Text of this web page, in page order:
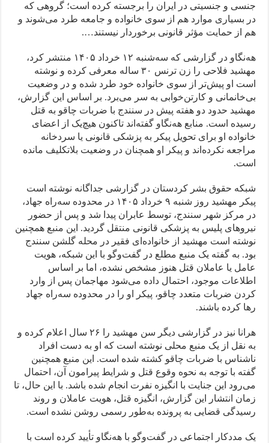
جنسی و جنسیتی در ایران را برجسته کرده است؛ گروهی که
در بسیاری موارد هم از سوی خانواده و جامعه طرد می‌شوند و
هم از حمایت مؤثر قانونی برخوردار نیستند….
هه‌نگاو در گزارشی که سه‌شنبه ۱۲ خرداد ۱۴۰۵ منتشر کرد،
مهشید فلاحی را زن ترنس ۳۰ ساله معرفی کرده و نوشته
است او پیش‌تر از سوی خانواده خود طرد شده و در وضعیت
بی‌خانمانی و کارتن‌خوابی به سر می‌برد. بر اساس این گزارش،
مهشید حدود دو هفته پیش در سنندج با ضربات چاقو به قتل
رسیده است. منابع هه‌نگاو گفته‌اند تاکنون هیچ‌یک از اعضای
خانواده او برای تحویل پیکر به پزشکی قانونی یا سردخانه
مراجعه نکرده‌اند و پیکر او همچنان در وضعیت بلاتکلیف مانده
است.
شبکه حقوق بشر کردستان در گزارشی جداگانه نوشته است
پیکر مهشید روز شنبه ۹ خرداد ۱۴۰۵ در محدوده سه‌راه جهاد،
در مرکز شهر سنندج، توسط عابران پیدا شد و پس از حضور
نیروهای پلیس به پزشکی قانونی منتقل گردید. این منبع همچنین
نوشته است مهشید از خانواده‌ای فقیر در محله گلشن سنندج
بود. به گفته یک منبع مطلع در گفت‌وگو با این شبکه، هویت
عامل یا عاملان قتل هنوز مشخص نشده، اما بر اساس
اطلاعات موجود، احتمال داده می‌شود مهاجمان پس از وارد
کردن ضربات متعدد چاقو، پیکر او را در محدوده سه‌راه جهاد
رها کرده باشند.
هرانا نیز در گزارشی دیگر سن مهشید را ۲۶ سال اعلام کرده و
به نقل از یک منبع محلی نوشته است که او به دست افراد
ناشناس با ضربات چاقو کشته شده است. این منبع همچنین
گفته با توجه به نحوه وقوع قتل و شرایط پیرامون آن، احتمال
می‌رود این جنایت با انگیزه نفرت انجام شده باشد. با این حال، تا
زمان انتشار این گزارش، انگیزه قتل، هویت عاملان و روند
رسیدگی قضایی به پرونده به‌طور رسمی روشن نشده است.
یک مددکار اجتماعی در گفت‌وگو با هه‌نگاو تأیید کرده است با